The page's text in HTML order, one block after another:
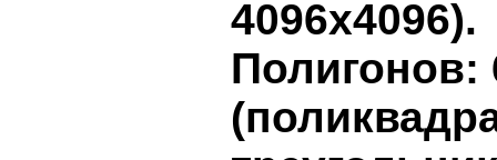
4096x4096).
Полигонов: